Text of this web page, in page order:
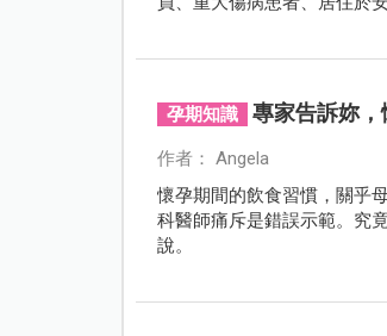
孕期知識 專家告訴妳，
作者： Angela
懷孕期間的飲食習慣，關乎
科醫師痛斥是錯誤示範。究
說。